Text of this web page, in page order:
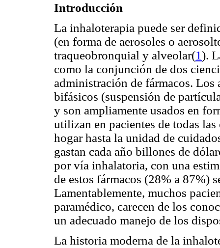
Introducción
La inhaloterapia puede ser
(en forma de aerosoles o
traqueobronquial y alveolar(1).
como la conjunción de dos
administración de fármacos.
bifásicos (suspensión de
y son ampliamente usados en
utilizan en pacientes de todas
hogar hasta la unidad de
gastan cada año billones de
por vía inhalatoria, con una
de estos fármacos (28% a 87%)
Lamentablemente, muchos
paramédico, carecen de los
un adecuado manejo de los
La historia moderna de la